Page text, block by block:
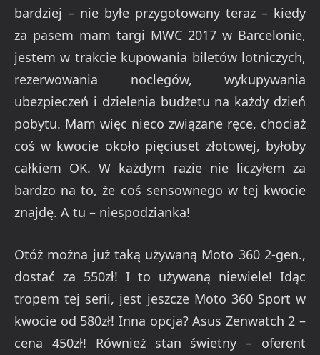
bardziej – nie byłe przygotowany teraz – kiedy
za pasem mam targi MWC 2017 w Barcelonie,
jestem w trakcie kupowania biletów lotniczych,
rezerwowania noclegów, wykupywania
ubezpieczeń i dzielenia budżetu na każdy dzień
pobytu. Mam więc nieco związane ręce, chociaż
coś w kwocie około pięciuset złotowej, byłoby
całkiem OK. W każdym razie nie liczyłem za
bardzo na to, że coś sensownego w tej kwocie
znajdę. A tu – niespodzianka!
Otóż można już taką używaną Moto 360 2-gen.,
dostać za 550zł! I to używaną niewiele! Idąc
tropem tej serii, jest jeszcze Moto 360 Sport w
kwocie od 580zł! Inna opcja? Asus Zenwatch 2 –
cena 450zł! Również stan świetny – oferent